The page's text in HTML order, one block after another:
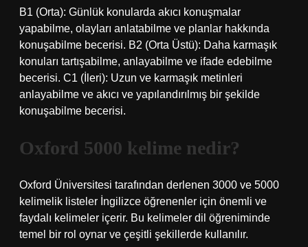
B1 (Orta): Günlük konularda akıcı konuşmalar
yapabilme, olayları anlatabilme ve planlar hakkında
konuşabilme becerisi. B2 (Orta Üstü): Daha karmaşık
konuları tartışabilme, anlayabilme ve ifade edebilme
becerisi. C1 (İleri): Uzun ve karmaşık metinleri
anlayabilme ve akıcı ve yapılandırılmış bir şekilde
konuşabilme becerisi.
Oxford 5000 kelime nedir?
Oxford Üniversitesi tarafından derlenen 3000 ve 5000
kelimelik listeler İngilizce öğrenenler için önemli ve
faydalı kelimeler içerir. Bu kelimeler dil öğreniminde
temel bir rol oynar ve çeşitli şekillerde kullanılır.